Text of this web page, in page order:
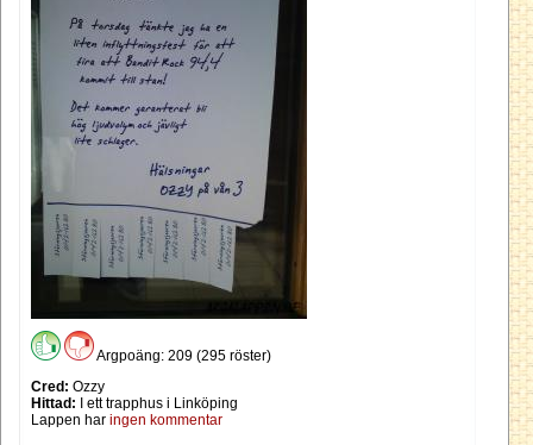
Argpoäng: 209 (295 röster)
Cred: Ozzy
Hittad: I ett trapphus i Linköping
Lappen har ingen kommentar